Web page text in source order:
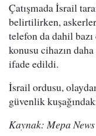
Çatışmada İsrail
belirtilirken,
telefon da dahil
konusu cihazın daha
ifade edildi.
İsrail ordusu,
güvenlik
Kaynak: Mepa News